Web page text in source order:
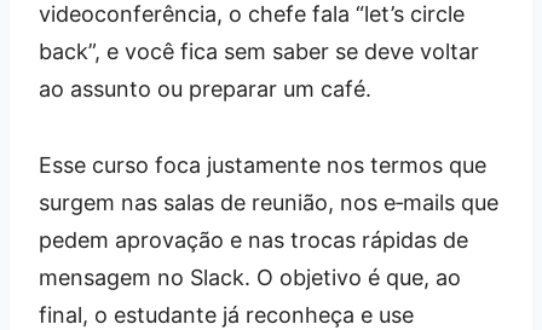
videoconferência, o chefe fala “let’s circle
back”, e você fica sem saber se deve voltar
ao assunto ou preparar um café.
Esse curso foca justamente nos termos que
surgem nas salas de reunião, nos e‑mails que
pedem aprovação e nas trocas rápidas de
mensagem no Slack. O objetivo é que, ao
final, o estudante já reconheça e use